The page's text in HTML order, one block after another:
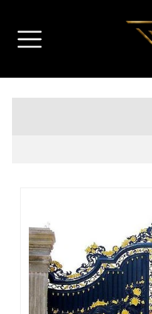
FERFORJE GARAJ KAPISI
FERFORJE DUVAR ÜSTÜ
FERFORJE BALKON